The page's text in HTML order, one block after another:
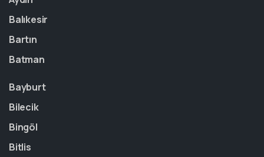
Balıkesir
Bartın
Batman
Bayburt
Bilecik
Bingöl
Bitlis